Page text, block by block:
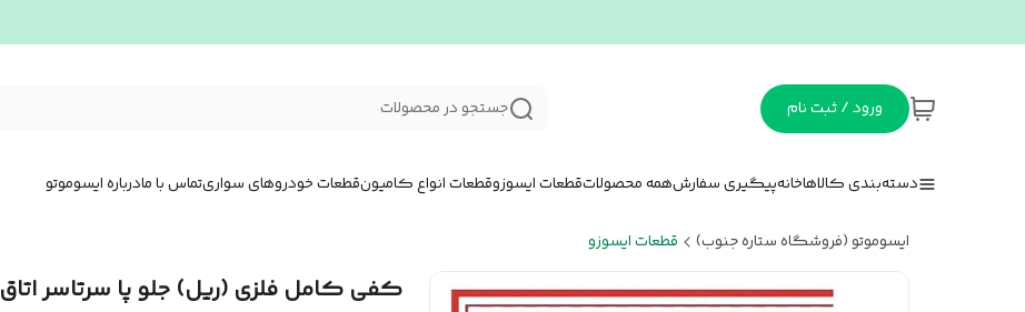
ورود / ثبت نام جستجو در محصولات
دسته‌بندی کالاهاخانهپیگیری سفارشهمه محصولاتقطعات ایسوزوقطعات انواع کامیونقطعات خودروهای سواریتماس با مادرباره ایسوموتو
ایسوموتو (فروشگاه ستاره جنوب) قطعات ایسوزو
کفی کامل فلزی (ریل) جلو پا سرتاسر اتاق